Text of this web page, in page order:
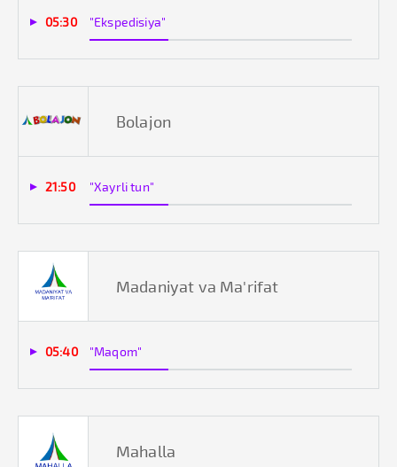
05:30 "Ekspedisiya"
Bolajon
21:50 "Xayrli tun"
Madaniyat va Ma'rifat
05:40 "Maqom"
Mahalla